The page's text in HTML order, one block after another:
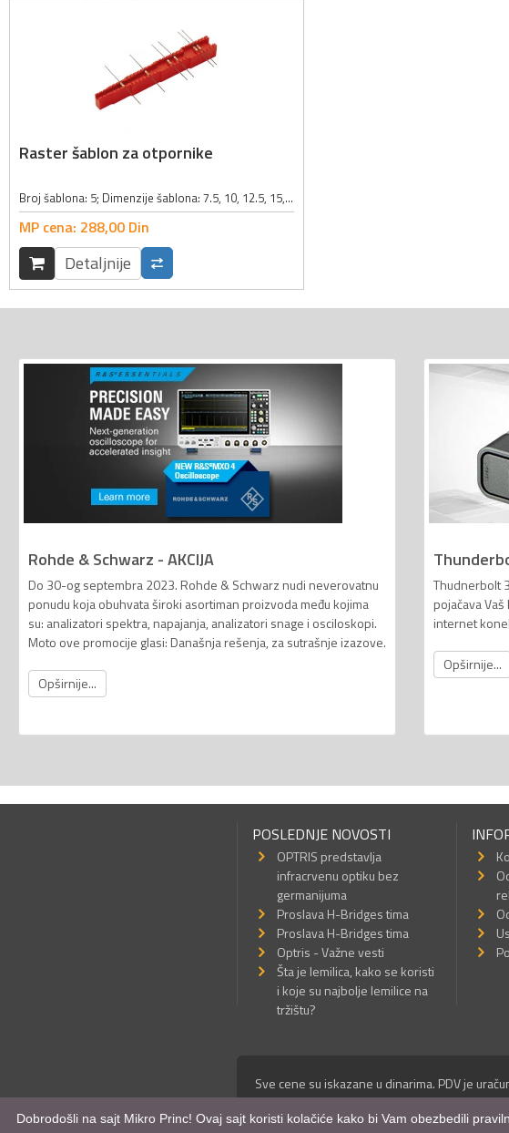
Raster šablon za otpornike
Broj šablona: 5; Dimenzije šablona: 7.5, 10, 12.5, 15, 17.5mm; Boja: crvena;
MP cena: 288,00 Din
Detaljnije
Rohde & Schwarz - AKCIJA
Do 30-og septembra 2023. Rohde & Schwarz nudi neverovatnu
ponudu koja obuhvata široki asortiman proizvoda među kojima
su: analizatori spektra, napajanja, analizatori snage i osciloskopi.
Moto ove promocije glasi: Današnja rešenja, za sutrašnje izazove.
Opširnije...
Thudnerbolt
pojačava
internet
Opširnije...
POSLEDNJE NOVOSTI
OPTRIS predstavlja
infracrvenu optiku bez
germanijuma
Proslava H-Bridges tima
Proslava H-Bridges tima
Optris - Važne vesti
Šta je lemilica, kako se koristi
i koje su najbolje lemilice na
tržištu?
Sve cene su iskazane u dinarima. PDV je
© Mikro Princ 1999 - 2026. Sva prava su
Kreirao*nbgcreator |Izdrada Internet
Dobrodošli na sajt Mikro Princ! Ovaj sajt koristi kolačiće kako bi Vam obezbedili